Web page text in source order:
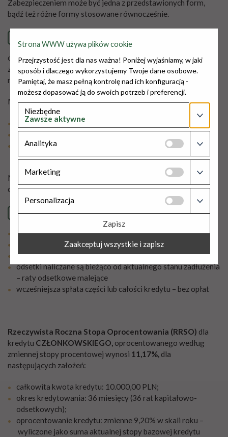
Zabezpieczeniem może być jedna z przedstawionych form,
bądź też różne formy stosowane równocześnie.
odbywa się w uzgodnionych indywidualnie
z kredytobiorcą miesięcznych ratach kapitałowych oraz
malejących miesięcznych ratach odsetkowych
Może następować poprzez:
wpłaty gotówkowe w Banku
stałą dyspozycję
przelew lub wpłatę na rachunek kredytowy z rachunku
w innym banku lub na poczcie
Możliwość karencji w spłacie kredytu. Wcześniejsza spłata
części lub całości kredytu – bez opłat
Odsetki i prowizje
rozpatrzenie wniosku – bez opłat
oprocentowaniewedług zmiennej stopy procentowej
prowizja jednorazowa naliczana od kwoty kredytu
odsetki naliczane są bieżąco od aktualnego stanu zadłużenia
– raty odsetkowe malejące
wcześniejsza spłata części lub całości kredytu – bez opłat
Rzeczywista Roczna Stopa Oprocentowania (RRSO) dla
kredytu CZŁONKOWSKIEGO, oprocentowanego według
zmiennej stopy procentowej wynosi 11,17%, dla
następujących założeń:
całkowita kwota kredytu: 10.000,00 PLN;
okres kredytowania: 36 miesięcy (36 rat kapitałowo-
odsetkowych);
oprocentowanie kredytu: zmienne 9,20% w skali roku –
wyliczone jako suma aktualnej stopy bazowej kredytu
Strona WWW używa plików cookie
Przejrzystość jest dla nas ważna! Poniżej wyjaśniamy, w jaki
sposób i dlaczego wykorzystujemy Twoje dane osobowe.
Pamiętaj, że masz pełną kontrolę nad ich konfiguracją -
możesz dopasować ją do swoich potrzeb i preferencji.
Niezbędne
Zawsze aktywne
Pliki niezbędne do funkcjonowania strony, które nie
zbierają informacji o Tobie ani o Twoim systemie.
Analityka
Pliki niezbędne do analizowania danych dotyczących
Twoich zachowań na stronie w celu ulepszania jakości
oferowanych przez nas usług.
Marketing
Pliki niezbędne do działań marketingowych w celu
ulepszania jakości oferowanych przez nas usług.
Personalizacja
Pliki wykorzystywane w mediach społecznościowych w celu
ulepszania jakości oferowanych przez nas usług.
Zapisz
Zaakceptuj wszystkie i zapisz